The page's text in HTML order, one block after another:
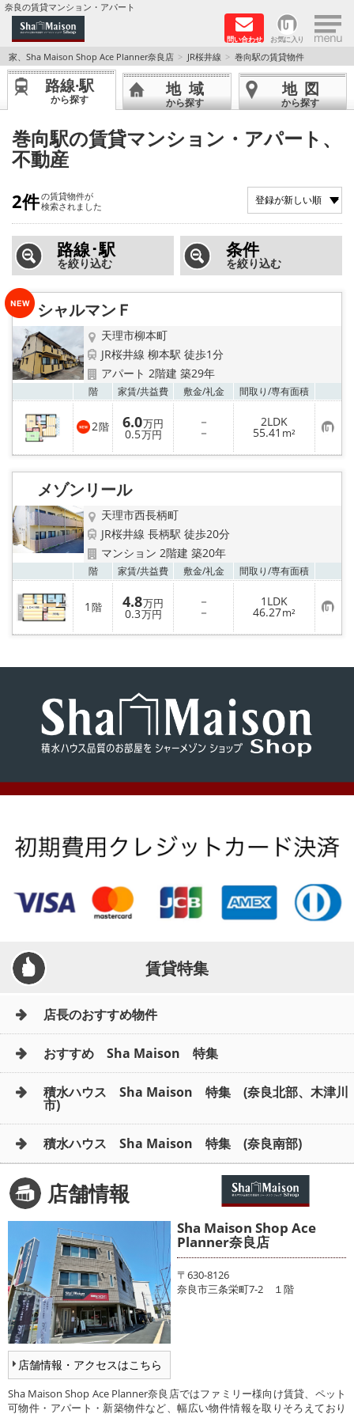
奈良の賃貸マンション・アパート
問い合わせ お気に入り ×
TOPページ
Foreigners welcome！
店長のおすすめ物件
おすすめ Sha Maison 特集
積水ハウス Sha Maison 特集 (奈良北部、木津川
市)
積水ハウス Sha Maison 特集 (奈良南部)
路線·駅から探す
地域から探す
地図から探す
AcePlanner公式ライン
SNS
スタッフ紹介
リフォーム のことなら！
オーナー様へ
住宅型有料老人 Ｆｌｅｕｒａｇｅ
店舗情報·アクセス
メールでお問い合わせ
家、Sha Maison Shop Ace Planner奈良店 JR桜井線 巻向駅の賃貸物件
路線·駅
から探す
地域
から探す
地図
から探す
巻向駅の賃貸マンション・アパート、
不動産
2件の賃貸物件が
検索されました
路線･駅
を絞り込む
条件
を絞り込む
シャルマンＦ
天理市柳本町
JR桜井線 柳本駅 徒歩1分
アパート 2階建 築29年
階 家賃/共益費 敷金/礼金 間取り/専有面積
2階 6.0万円
0.5万円
－
－
2LDK
55.41 m² お
気
に
り
メゾンリール
天理市西長柄町
JR桜井線 長柄駅 徒歩20分
マンション 2階建 築20年
階 家賃/共益費 敷金/礼金 間取り/専有面積
1 階 4.8万円
0.3万円
－
－
1LDK
46.27m² お
気
に
登
賃貸特集
店長のおすすめ物件
おすすめ Sha Maison 特集
積水ハウス Sha Maison 特集 (奈良北部、木津川
市)
積水ハウス Sha Maison 特集 (奈良南部)
店舗情報
店舗情報・アクセスはこちら
Sha Maison Shop Ace
Planner奈良店
〒630-8126
奈良市三条栄町7-2 １階
Sha Maison Shop Ace Planner奈良店ではファミリー様向け賃貸、ペット
可物件・アパート・新築物件など、幅広い物件情報を取りそろえており